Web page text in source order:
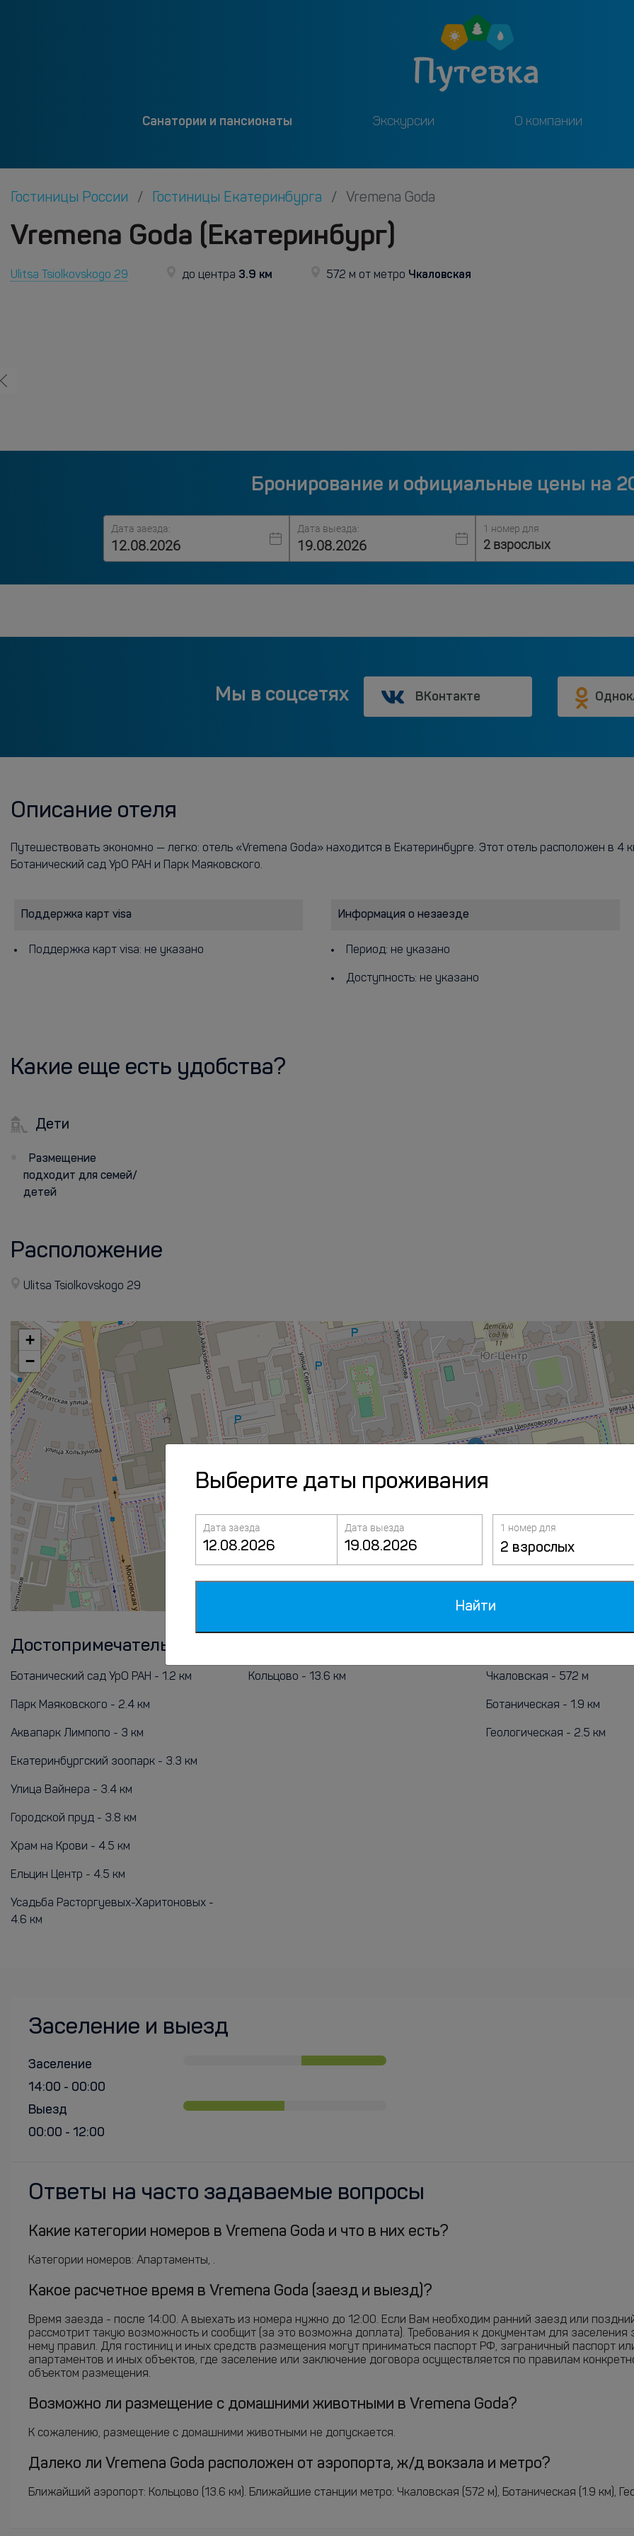
Санатории и пансионаты Экскурсии О компании
Гостиницы России Гостиницы Екатеринбурга Vremena Goda
Vremena Goda (Екатеринбург)
Ulitsa Tsiolkovskogo 29 до центра 3.9 км 572 м от метро Чкаловская
Бронирование и официальные цены на
Дата заезда: Дата выезда: 1 номер для
2 взрослых
Мы в соцсетях ВКонтакте
Описание отеля
Путешествовать экономно — легко: отель «Vremena Goda» находится в Екатеринбурге. Этот отель расположен в
Ботанический сад УрО РАН и Парк Маяковского.
Поддержка карт visa
Поддержка карт visa: не указано
Информация о незаезде
Период: не указано
Доступность: не указано
Какие еще есть удобства?
Дети
Размещение
подходит для семей/
детей
Расположение
Ulitsa Tsiolkovskogo 29
+
−
Достопримечательности
Ботанический сад УрО РАН - 1.2 км
Парк Маяковского - 2.4 км
Аквапарк Лимпопо - 3 км
Екатеринбургский зоопарк - 3.3 км
Улица Вайнера - 3.4 км
Городской пруд - 3.8 км
Храм на Крови - 4.5 км
Ельцин Центр - 4.5 км
Усадьба Расторгуевых-Харитоновых -
4.6 км
Кольцово - 13.6 км Чкаловская - 572 м
Ботаническая - 1.9 км
Геологическая - 2.5 км
Заселение и выезд
Заселение
14:00 - 00:00
Выезд
00:00 - 12:00
Ответы на часто задаваемые вопросы
Какие категории номеров в Vremena Goda и что в них есть?
Категории номеров: Апартаменты, .
Какое расчетное время в Vremena Goda (заезд и выезд)?
Время заезда - после 14:00. А выехать из номера нужно до 12:00. Если Вам необходим ранний заезд или
рассмотрит такую возможность и сообщит (за это возможна доплата). Требования к документам для
нему правил. Для гостиниц и иных средств размещения могут приниматься паспорт РФ, заграничный паспорт
апартаментов и иных объектов, где заселение или заключение договора осуществляется по правилам
объектом размещения.
Возможно ли размещение с домашними животными в Vremena Goda?
К сожалению, размещение с домашними животными не допускается.
Далеко ли Vremena Goda расположен от аэропорта, ж/д вокзала и метро?
Ближайший аэропорт: Кольцово (13.6 км). Ближайшие станции метро: Чкаловская (572 м), Ботаническая (1.9 км),
Выберите даты проживания
Дата заезда Дата выезда 1 номер для
2 взрослых
Найти